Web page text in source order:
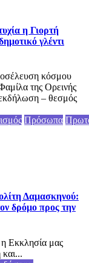
η Γιορτή
γλέντι
κόσμου
της Ορεινής
– θεσμός
Πρόσωπα
Δαμασκηνού:
δρόμο προς την
Εκκλησία μας
και...